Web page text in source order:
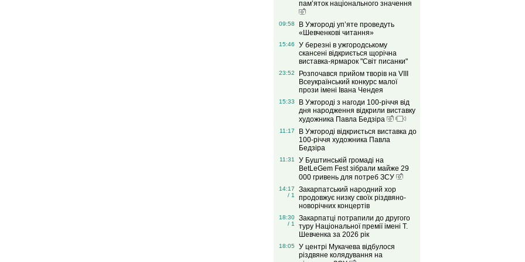
пам’яток національного значення
09:58
В Ужгороді уп’яте проведуть
«Шевченкові читання»
15:46
У березні в ужгородському
скансені відкриється щорічна
виставка-ярмарок "Світ писанки"
23:52
Розпочався прийом творів на VІIІ
Всеукраїнський конкурс малої
прози імені Івана Чендея
15:33
В Ужгороді з нагоди 100-річчя від
дня народження відкрили виставку
художника Павла Бедзіра
11:17
В Ужгороді відкриється виставка до
100-річчя художника Павла
Бедзіра
11:31
У Буштинській громаді на
BetLeGem Fest зібрали майже 29
000 гривень для потреб ЗСУ
14:17
/ 1
Закарпатський народний хор
продовжує низку своїх різдвяно-
новорічних концертів
18:30
/ 1
Закарпатці потрапили до другого
туру Національної премії імені Т.
Шевченка за 2026 рік
18:05
У центрі Мукачева відбулося
різдвяне колядування на